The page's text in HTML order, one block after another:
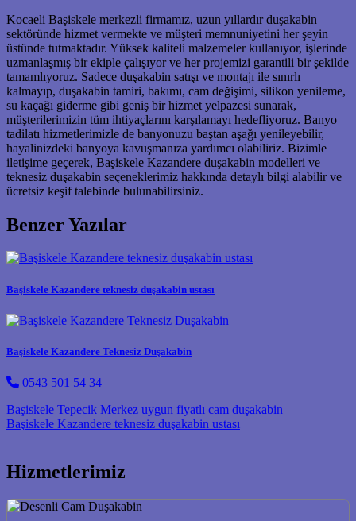
Kocaeli Başiskele merkezli firmamız, uzun yıllardır duşakabin
sektöründe hizmet vermekte ve müşteri memnuniyetini her şeyin
üstünde tutmaktadır. Yüksek kaliteli malzemeler kullanıyor, işlerinde
uzmanlaşmış bir ekiple çalışıyor ve her projemizi garantili bir şekilde
tamamlıyoruz. Sadece duşakabin satışı ve montajı ile sınırlı
kalmayıp, duşakabin tamiri, bakımı, cam değişimi, silikon yenileme,
su kaçağı giderme gibi geniş bir hizmet yelpazesi sunarak,
müşterilerimizin tüm ihtiyaçlarını karşılamayı hedefliyoruz. Banyo
tadilatı hizmetlerimizle de banyonuzu baştan aşağı yenileyebilir,
hayalinizdeki banyoya kavuşmanıza yardımcı olabiliriz. Bizimle
iletişime geçerek, Başiskele Kazandere duşakabin modelleri ve
teknesiz duşakabin seçeneklerimiz hakkında detaylı bilgi alabilir ve
ücretsiz keşif talebinde bulunabilirsiniz.
Benzer Yazılar
Başiskele Kazandere teknesiz duşakabin ustası
Başiskele Kazandere Teknesiz Duşakabin
0543 501 54 34
Post navigation
Başiskele Tepecik Merkez uygun fiyatlı cam duşakabin
Başiskele Kazandere teknesiz duşakabin ustası
Hizmetlerimiz